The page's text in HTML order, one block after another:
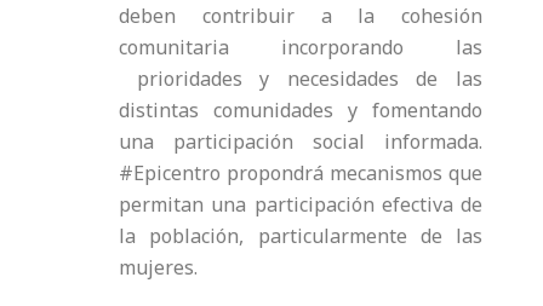
deben contribuir a la cohesión
comunitaria incorporando las
prioridades y necesidades de las
distintas comunidades y fomentando
una participación social informada.
#Epicentro propondrá mecanismos que
permitan una participación efectiva de
la población, particularmente de las
mujeres.